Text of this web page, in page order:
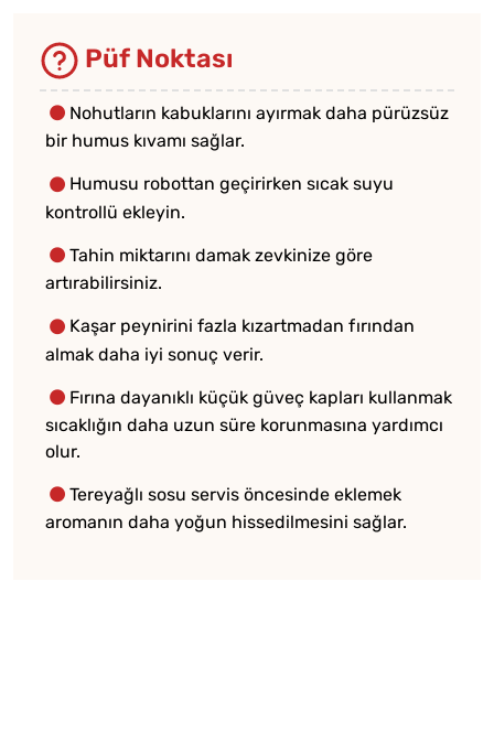
Püf Noktası
Nohutların kabuklarını ayırmak daha pürüzsüz
bir humus kıvamı sağlar.
Humusu robottan geçirirken sıcak suyu
kontrollü ekleyin.
Tahin miktarını damak zevkinize göre
artırabilirsiniz.
Kaşar peynirini fazla kızartmadan fırından
almak daha iyi sonuç verir.
Fırına dayanıklı küçük güveç kapları kullanmak
sıcaklığın daha uzun süre korunmasına yardımcı
olur.
Tereyağlı sosu servis öncesinde eklemek
aromanın daha yoğun hissedilmesini sağlar.